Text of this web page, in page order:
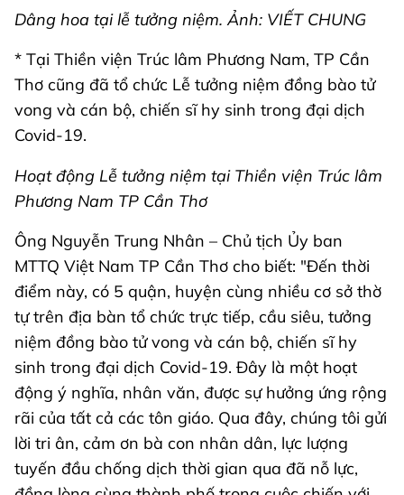
Dâng hoa tại lễ tưởng niệm. Ảnh: VIẾT CHUNG
* Tại Thiền viện Trúc lâm Phương Nam, TP Cần
Thơ cũng đã tổ chức Lễ tưởng niệm đồng bào tử
vong và cán bộ, chiến sĩ hy sinh trong đại dịch
Covid-19.
Hoạt động Lễ tưởng niệm tại Thiền viện Trúc lâm
Phương Nam TP Cần Thơ
Ông Nguyễn Trung Nhân – Chủ tịch Ủy ban
MTTQ Việt Nam TP Cần Thơ cho biết: "Đến thời
điểm này, có 5 quận, huyện cùng nhiều cơ sở thờ
tự trên địa bàn tổ chức trực tiếp, cầu siêu, tưởng
niệm đồng bào tử vong và cán bộ, chiến sĩ hy
sinh trong đại dịch Covid-19. Đây là một hoạt
động ý nghĩa, nhân văn, được sự hưởng ứng rộng
rãi của tất cả các tôn giáo. Qua đây, chúng tôi gửi
lời tri ân, cảm ơn bà con nhân dân, lực lượng
tuyến đầu chống dịch thời gian qua đã nỗ lực,